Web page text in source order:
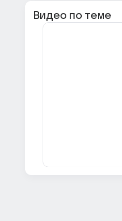
Видео по теме